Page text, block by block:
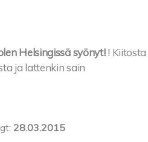
Helsingissä syönyt! ! Kiitosta
ja lattenkin sain
28.03.2015